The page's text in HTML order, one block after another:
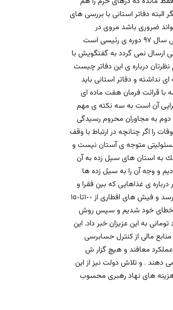
البته دفاتر استانى با بررسى هاى
ضرورى باشد مروى در
خصوص بودجه هم گفت :بودجه هيچ تغييرى نكرده و دقيقاً همان بودجه ى تصويبى سال ٩٧ دوره ى رئيسى است
نمى گردد به گفتگويش با
درباره ى اين دفاتر چيست
نداشته و دفاتر استانى بايد
با قرائت فرمان هفت ماده اى
آن است به سه نكته ى مهم
دوم به مجاوران محروم رسيدگى
را اگر چنانچه در ارتباط با وقف
متوجه ى آستان نيست و
به استان هاى سيل زده به آن
افطار روزانه را به ٣هزارنفر كاهش داديم و وجه آن را به سيل زده ها
ى غذاهايى كه بين فقرا و
محروما ن از طرف آستان توزيع مى شد برخى آمدند و گفتند غذاها به محرومان نمى رسد و فيش هاى افطارى از ١٠٠تا١٥٠
ى خطاى خود شديم و سپس روش
مروى در خصوص كمك به سيل زدگان از تقديم بسته ى ٧٠ميليارد تومانى به اين عزيزان خبر داد. این
مالی از کنترل حسابرسی
معافند و هیچ گزار ش
دهند . و تلاش دولت نیز از این
های نهاد رهبری محسوب